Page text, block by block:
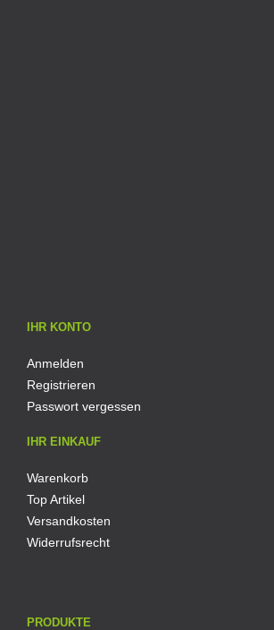
IHR KONTO
Anmelden
Registrieren
Passwort vergessen
IHR EINKAUF
Warenkorb
Top Artikel
Versandkosten
Widerrufsrecht
PRODUKTE